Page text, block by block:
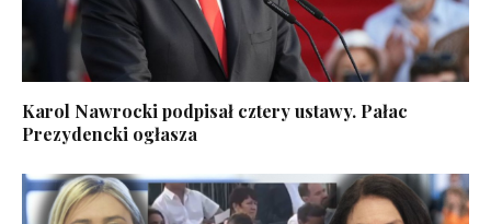
Karol Nawrocki podpisał cztery ustawy. Pałac
Prezydencki ogłasza